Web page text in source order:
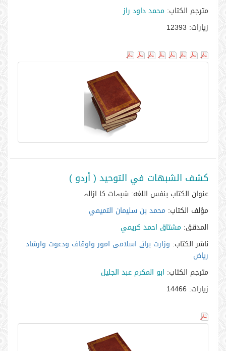
مترجم الكتاب: محمد داود راز
زيارات:
كشف الشبهات في التوحيد ( أردو )
عنوان الكتاب بنفس اللغه: شبہات کا ازالہ
مؤلف الكتاب: محمد بن سليمان التميمي
المدقق: مشتاق احمد كريمي
ناشر الكتاب: وزارت برائے اسلامی امور واوقاف ودعوت وارشاد
ریاض
مترجم الكتاب: ابو المکرم عبد الجلیل
زيارات: